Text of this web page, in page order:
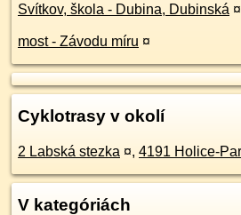
Svítkov, škola - Dubina, Dubinská ¤
most - Závodu míru ¤
Cyklotrasy v okolí
2 Labská stezka ¤, 4191 Holice-
V kategóriách